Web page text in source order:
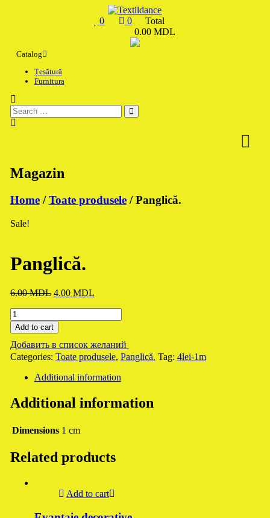
0 0
Total
0.00 MDL
Catalog
Țesătură
Furnitura
Magazin
Home/Toate produsele/ Panglică.
Sale!
Panglică.
6.00MDL Original
6.00 MDL.
4.00 MDLCurrent
Panglică.
quantity
Add to cart
Добавить в список желаний
Categories: Toate produsele, Panglică. Tag: 4lei-1m
Additional information
Additional information
Dimensions 1 cm
Related products
Add to cart